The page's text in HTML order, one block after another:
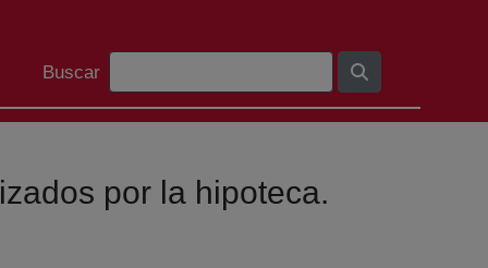
Barra de búsqueda
Buscar
por la hipoteca.